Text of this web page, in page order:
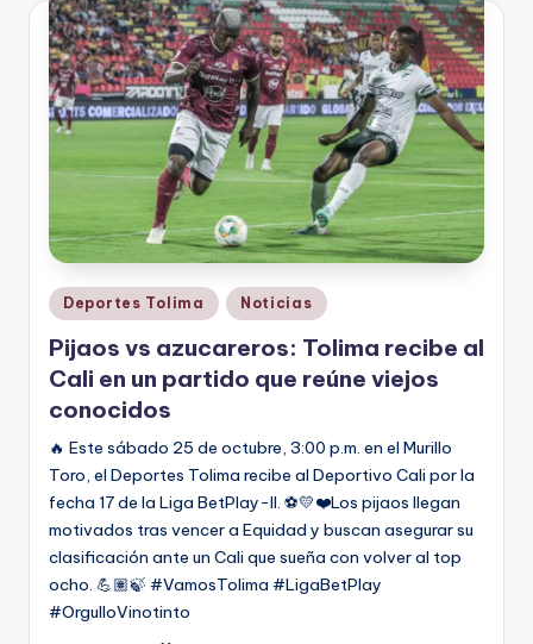
Publicado
en
Deportes Tolima Noticias
Pijaos vs azucareros: Tolima recibe al
Cali en un partido que reúne viejos
conocidos
🔥 Este sábado 25 de octubre, 3:00 p.m. en el Murillo
Toro, el Deportes Tolima recibe al Deportivo Cali por la
fecha 17 de la Liga BetPlay-II. ⚽💛❤️Los pijaos llegan
motivados tras vencer a Equidad y buscan asegurar su
clasificación ante un Cali que sueña con volver al top
ocho. 💪🏽🍃 #VamosTolima #LigaBetPlay
#OrgulloVinotinto